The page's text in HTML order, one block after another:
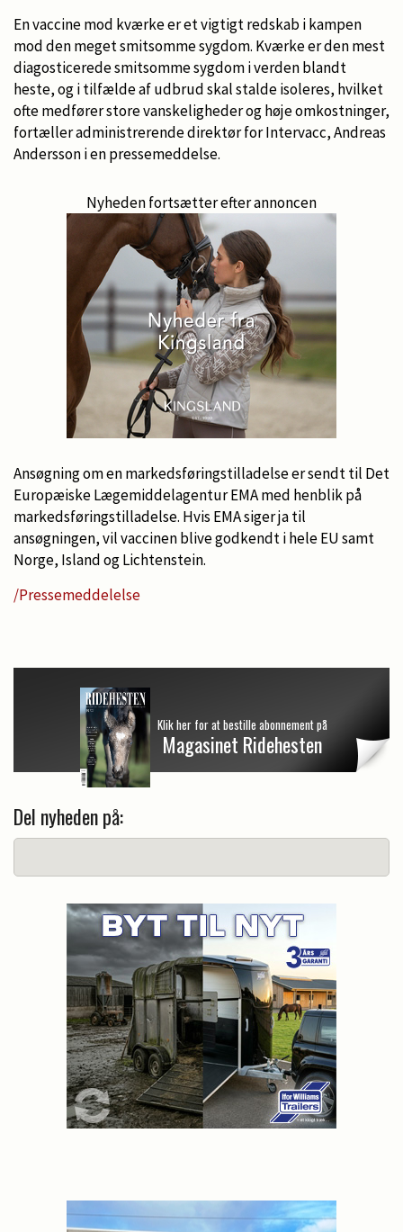
En vaccine mod kværke er et vigtigt redskab i kampen
mod den meget smitsomme sygdom. Kværke er den mest
diagosticerede smitsomme sygdom i verden blandt
heste, og i tilfælde af udbrud skal stalde isoleres, hvilket
ofte medfører store vanskeligheder og høje omkostninger,
fortæller administrerende direktør for Intervacc, Andreas
Andersson i en pressemeddelse.
Nyheden fortsætter efter annoncen
Ansøgning om en markedsføringstilladelse er sendt til Det
Europæiske Lægemiddelagentur EMA med henblik på
markedsføringstilladelse. Hvis EMA siger ja til
ansøgningen, vil vaccinen blive godkendt i hele EU samt
Norge, Island og Lichtenstein.
/Pressemeddelelse
Klik her for at bestille abonnement på
Magasinet Ridehesten
Del nyheden på: